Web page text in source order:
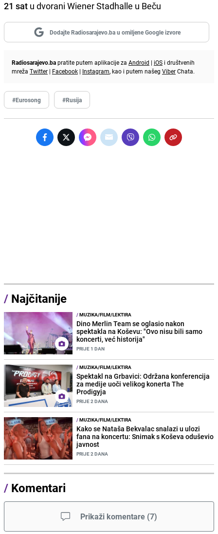
21 sat u dvorani Wiener Stadhalle u Beču
Dodajte Radiosarajevo.ba u omiljene Google izvore
Radiosarajevo.bapratite putem aplikacije za Android | iOS i društvenih
mreža Twitter | Facebook | Instagram, kao i putem našeg ViberChata.
#Eurosong #Rusija
/ Najčitanije
/MUZIKA/FILM/LEKTIRA
Dino Merlin Team se oglasio nakon
spektakla na Koševu: "Ovo nisu bili samo
koncerti, već historija"
PRIJE 1 DAN
/MUZIKA/FILM/LEKTIRA
Spektakl na Grbavici: Održana konferencija
za medije uoči velikog konerta The
Prodigyja
PRIJE 2 DANA
/MUZIKA/FILM/LEKTIRA
Kako se Nataša Bekvalac snalazi u ulozi
fana na koncertu: Snimak s Koševa oduševio
javnost
PRIJE 2 DANA
/ Komentari
Prikaži komentare (7)